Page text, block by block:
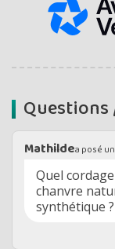
Questions
Mathildea posé
Quel
chanvre
synthétique